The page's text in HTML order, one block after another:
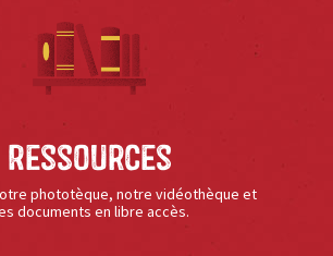
Ressources
phototèque, notre vidéothèque et
documents en libre accès.